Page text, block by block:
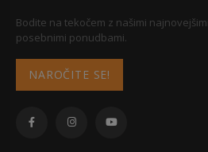
Bodite na tekočem z našimi
posebnimi ponudbami.
NAROČITE SE!